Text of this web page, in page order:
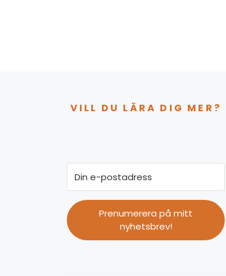
VILL DU LÄRA DIG MER?
Prenumerera på mitt
nyhetsbrev!